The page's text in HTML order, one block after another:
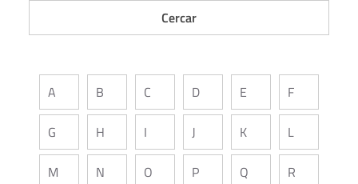
A B C D E F
G H I J K L
M N O P Q R